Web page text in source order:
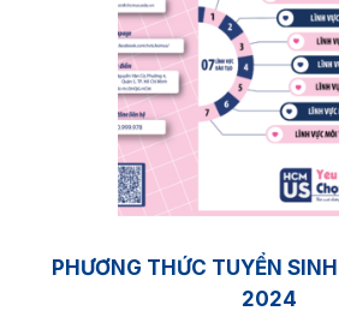
PHƯƠNG THỨC TUYỂN
2024